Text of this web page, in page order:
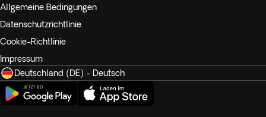
Allgemeine Bedingungen
Datenschutzrichtlinie
Cookie-Richtlinie
Impressum
Deutschland (DE) - Deutsch